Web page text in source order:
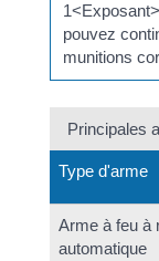
pouvez
munitions
Principales
Type d'arme
Arme à feu à
automatique